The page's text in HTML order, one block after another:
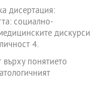
дисертация:
социално-
дискурси
4.
понятието